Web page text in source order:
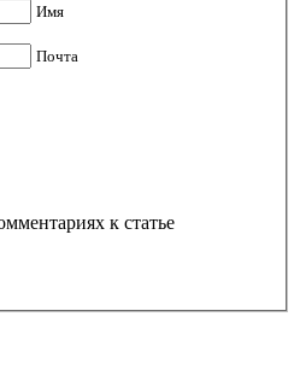
Имя
Почта
к статье